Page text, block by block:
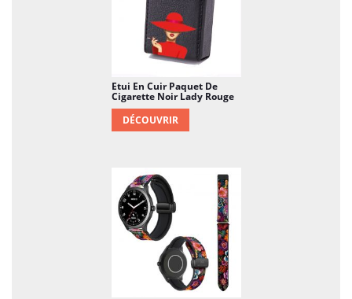
Etui En Cuir Paquet De
Cigarette Noir Lady Rouge
DÉCOUVRIR